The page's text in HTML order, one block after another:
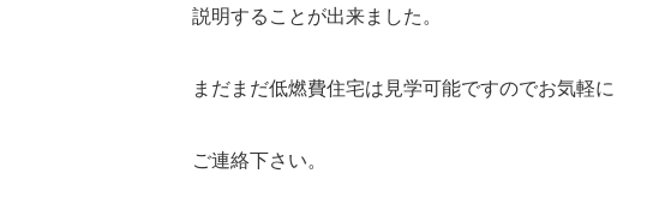
説明することが出来ました。
まだまだ低燃費住宅は見学可能ですのでお気軽に
ご連絡下さい。